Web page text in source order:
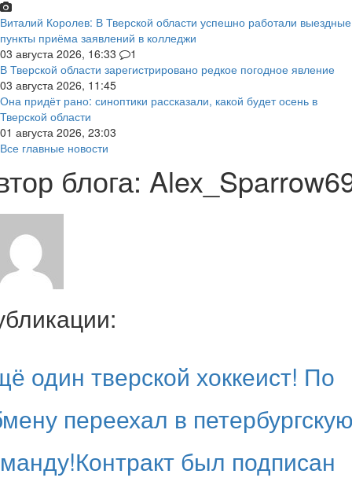
Виталий Королев: В Тверской области успешно работали выездные
пункты приёма заявлений в колледжи
03 августа 2026, 16:33
1
В Тверской области зарегистрировано редкое погодное явление
03 августа 2026, 11:45
Она придёт рано: синоптики рассказали, какой будет осень в
Тверской области
01 августа 2026, 23:03
Все главные новости
блога:
один тверской хоккеист! По
переехал в
был подписан